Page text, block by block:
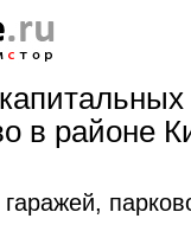
в районе